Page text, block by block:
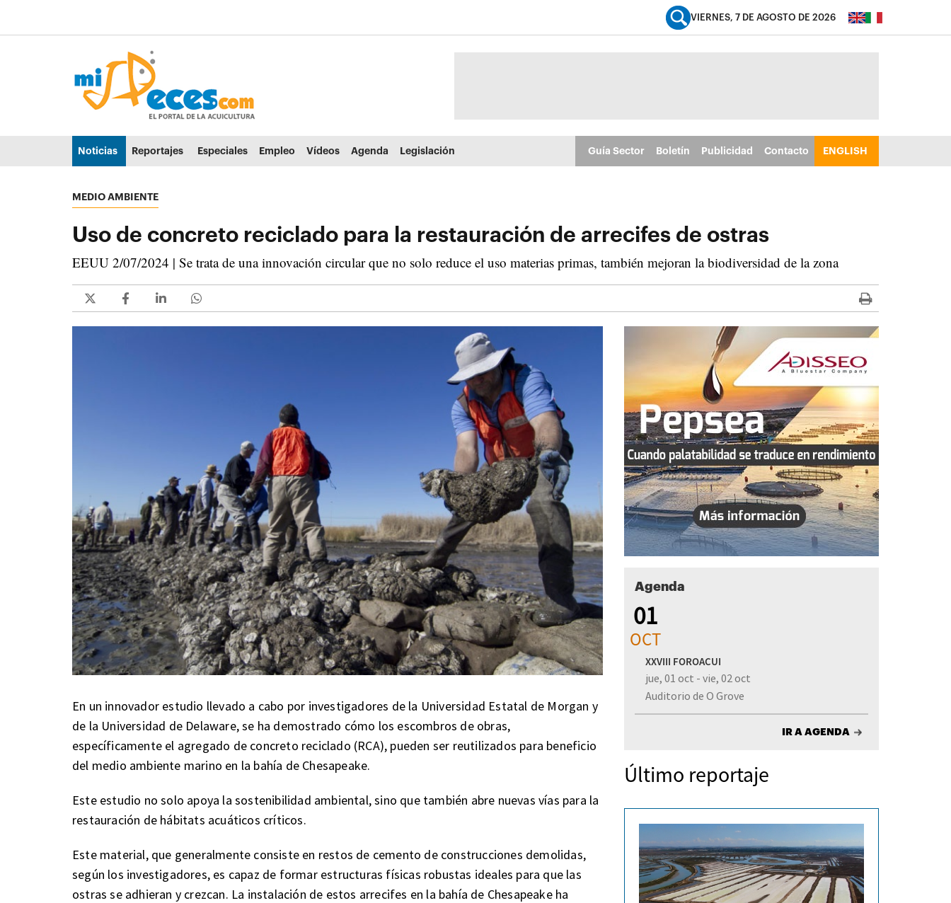
Ir al menú principal (alt + u)
VIERNES, 7 DE AGOSTO DE 2026
Noticias Reportajes Especiales Empleo Vídeos Agenda Legislación Guía Sector Boletín Publicidad Contacto ENGLISH
MEDIO AMBIENTE
Uso de concreto reciclado para la restauración de arrecifes de ostras
EEUU 2/07/2024 | Se trata de una innovación circular que no solo reduce el uso materias primas, también mejoran la biodiversidad de la zona
En un innovador estudio llevado a cabo por investigadores de la Universidad Estatal de Morgan y
de la Universidad de Delaware, se ha demostrado cómo los escombros de obras,
específicamente el agregado de concreto reciclado (RCA), pueden ser reutilizados para beneficio
del medio ambiente marino en la bahía de Chesapeake.
Este estudio no solo apoya la sostenibilidad ambiental, sino que también abre nuevas vías para la
restauración de hábitats acuáticos críticos.
Este material, que generalmente consiste en restos de cemento de construcciones demolidas,
según los investigadores, es capaz de formar estructuras físicas robustas ideales para que las
ostras se adhieran y crezcan. La instalación de estos arrecifes en la bahía de Chesapeake ha
Agenda
01
OCT
XXVIII FOROACUI
jue, 01 oct - vie, 02 oct
Auditorio de O Grove
IR A AGENDA
Último reportaje